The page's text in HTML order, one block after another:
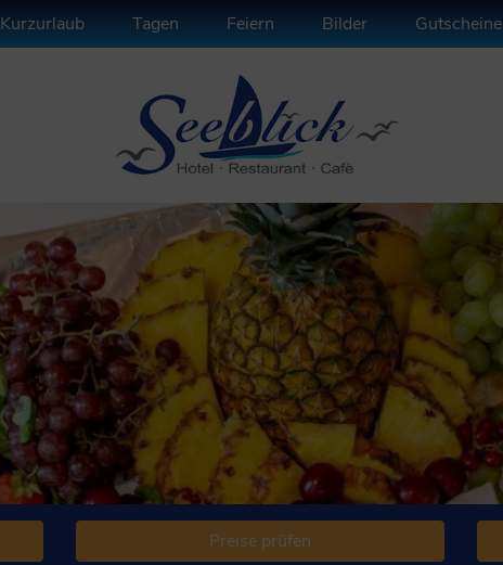
Kurzurlaub Tagen Feiern Bilder Gutscheine
Preise prüfen